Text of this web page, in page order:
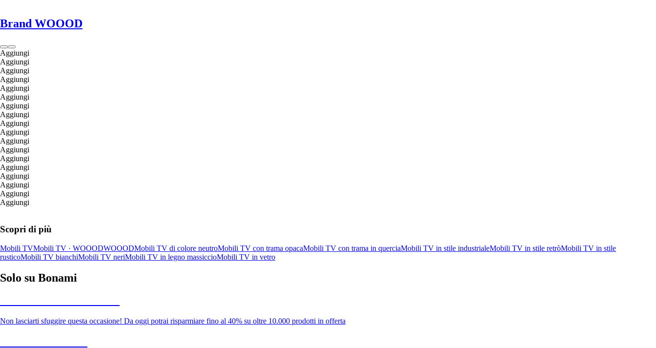
Brand WOOOD
Aggiungi
Aggiungi
Aggiungi
Aggiungi
Aggiungi
Aggiungi
Aggiungi
Aggiungi
Aggiungi
Aggiungi
Aggiungi
Aggiungi
Aggiungi
Aggiungi
Aggiungi
Aggiungi
Aggiungi
Aggiungi
Scopri di più
Mobili TVMobili TV · WOOODWOOODMobili TV di colore neutroMobili TV con trama opacaMobili TV con trama in querciaMobili TV in stile industrialeMobili TV in stile retròMobili TV in stile
rusticoMobili TV bianchiMobili TV neriMobili TV in legno massiccioMobili TV in vetro
Solo su Bonami
Non lasciarti sfuggire questa occasione! Da oggi potrai risparmiare fino al 40% su oltre 10.000 prodotti in offerta